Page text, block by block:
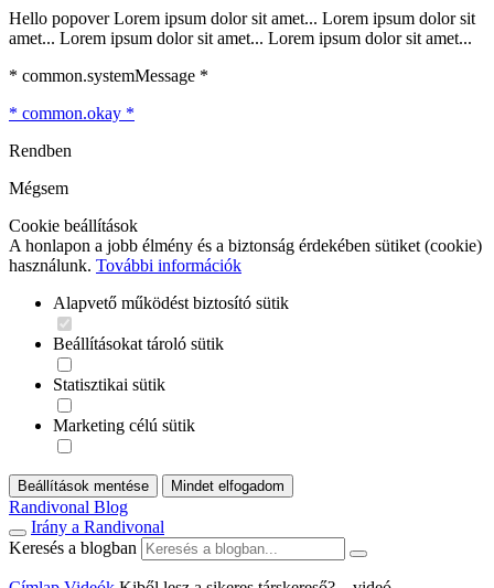
Hello popover Lorem ipsum dolor sit amet... Lorem ipsum dolor sit
amet... Lorem ipsum dolor sit amet... Lorem ipsum dolor sit amet...
* common.systemMessage *
* common.okay *
Rendben
Mégsem
Cookie beállítások
A honlapon a jobb élmény és a biztonság érdekében sütiket (cookie)
használunk. További információk
Alapvető működést biztosító sütik
Beállításokat tároló sütik
Statisztikai sütik
Marketing célú sütik
Beállítások mentése Mindet elfogadom
Randivonal Blog
Irány a Randivonal
Keresés a blogban